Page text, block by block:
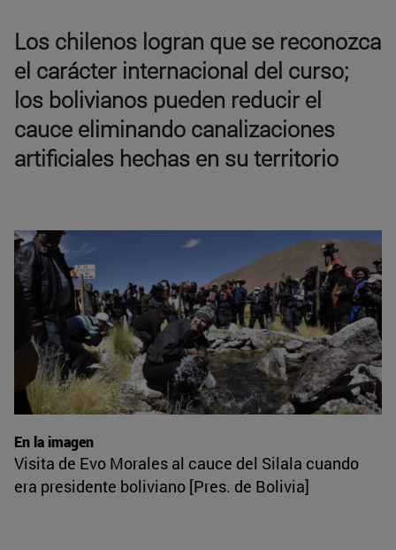
Los chilenos logran que se reconozca
el carácter internacional del curso;
los bolivianos pueden reducir el
cauce eliminando canalizaciones
artificiales hechas en su territorio
En la imagen
Visita de Evo Morales al cauce del Silala cuando
era presidente boliviano [Pres. de Bolivia]